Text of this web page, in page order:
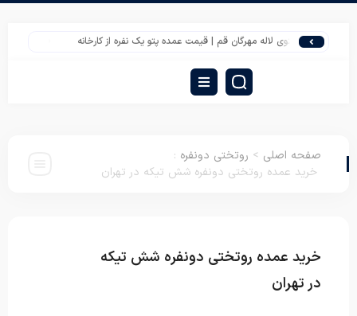
پتوی لاله مهرگان قم | قیمت عمده پتو یک نفره از کارخانه قیمت روبالشتی
صفحه اصلی > روتختی دونفره :
خرید عمده روتختی دونفره شش تیکه در تهران
خرید عمده روتختی دونفره شش تیکه
در تهران